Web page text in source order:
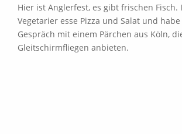
Hier ist Anglerfest, es gibt frischen Fisch.
Vegetarier esse Pizza und Salat und
Gespräch mit einem Pärchen aus Köln,
Gleitschirmfliegen anbieten.